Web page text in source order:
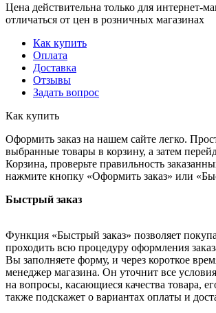
Цена действительна только для интернет-
отличаться от цен в розничных магазинах
Как купить
Оплата
Доставка
Отзывы
Задать вопрос
Как купить
Оформить заказ на нашем сайте легко.
выбранные товары в корзину, а затем
Корзина, проверьте правильность
нажмите кнопку «Оформить заказ» или
Быстрый заказ
Функция «Быстрый заказ» позволяет
проходить всю процедуру оформления
Вы заполняете форму, и через короткое
менеджер магазина. Он уточнит все условия
на вопросы, касающиеся качества товара,
также подскажет о вариантах оплаты и